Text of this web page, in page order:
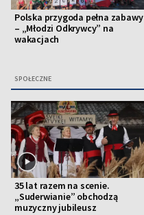
Polska przygoda pełna zabawy
– „Młodzi Odkrywcy” na
wakacjach
SPOŁECZNE
35 lat razem na scenie.
„Suderwianie” obchodzą
muzyczny jubileusz